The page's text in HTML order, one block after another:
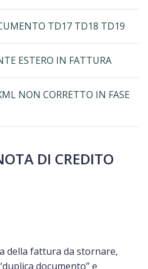
TD17 TD18 TD19
ESTERO IN FATTURA
NON CORRETTO IN FASE
DI CREDITO
della fattura da stornare,
documento” e